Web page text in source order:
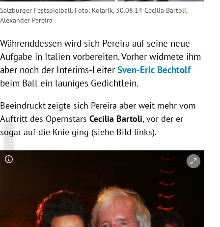
Salzburger Festspielball. Foto: Kolarik, 30.08.14 Cecilia Bartoli,
Alexander Pereira
Währenddessen wird sich Pereira auf seine neue
Aufgabe in Italien vorbereiten. Vorher widmete ihm
aber noch der Interims-Leiter Sven-Eric Bechtolf
beim Ball ein launiges Gedichtlein.
Beeindruckt zeigte sich Pereira aber weit mehr vom
Auftritt des Opernstars Cecilia Bartoli, vor der er
sogar auf die Knie ging (siehe Bild links).
Copyright-Hinweis öffnen/schließen